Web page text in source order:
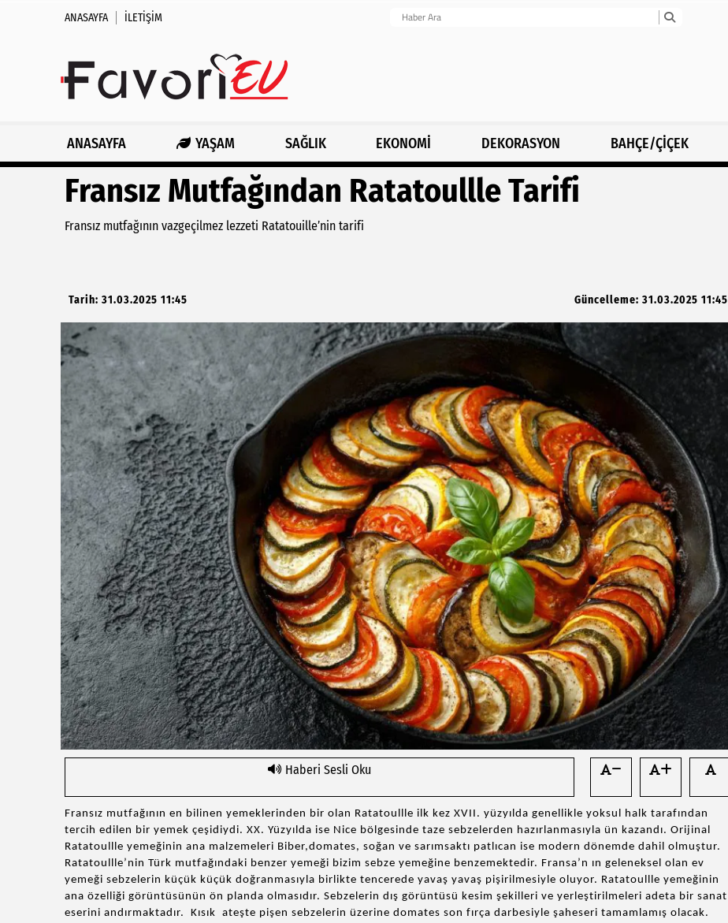
ANASAYFA İLETIŞIM
ANASAYFA YAŞAM SAĞLIK EKONOMİ DEKORASYON BAHÇE/ÇİÇEK
Fransız Mutfağından Ratatoullle Tarifi
Fransız mutfağının vazgeçilmez lezzeti Ratatouille’nin tarifi
Tarih: 31.03.2025 11:45 Güncelleme: 31.03.2025 11:45
Haberi Sesli Oku
Fransız mutfağının en bilinen yemeklerinden bir olan Ratatoullle ilk kez XVII. yüzyılda genellikle yoksul halk tarafından
tercih edilen bir yemek çeşidiydi. XX. Yüzyılda ise Nice bölgesinde taze sebzelerden hazırlanmasıyla ün kazandı. Orijinal
Ratatoullle yemeğinin ana malzemeleri Biber,domates, soğan ve sarımsaktı patlıcan ise modern dönemde dahil olmuştur.
Ratatoullle’nin Türk mutfağındaki benzer yemeği bizim sebze yemeğine benzemektedir. Fransa’n ın geleneksel olan ev
yemeği sebzelerin küçük küçük doğranmasıyla birlikte tencerede yavaş yavaş pişirilmesiyle oluyor. Ratatoullle yemeğinin
ana özelliği görüntüsünün ön planda olmasıdır. Sebzelerin dış görüntüsü kesim şekilleri ve yerleştirilmeleri adeta bir sanat
eserini andırmaktadır. Kısık ateşte pişen sebzelerin üzerine domates son fırça darbesiyle şaheseri tamamlamış olacak.